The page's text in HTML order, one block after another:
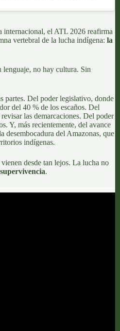
internacional, el ATL 2026 reafirma
vertebral de la lucha indígena: la
lenguaje, no hay cultura. Sin
partes. Del poder legislativo, donde
del 40 % de los escaños. Del
revisar las demarcaciones. Del poder
Y, más recientemente, del avance
desembocadura del Amazonas, que
indígenas.
desde tan lejos. La lucha no
.